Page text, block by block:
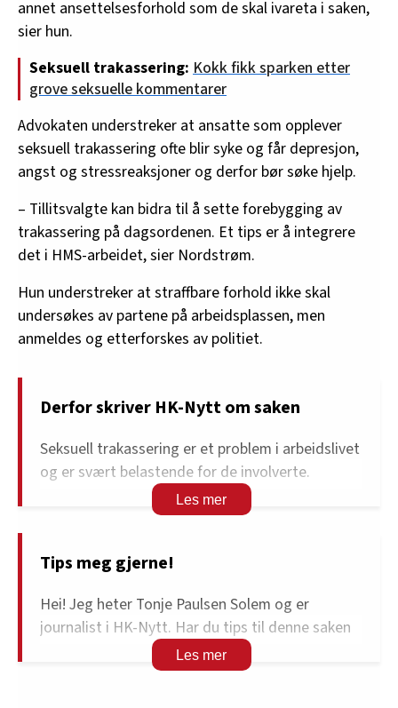
Forskriften pålegger arbeidsgivere å kartlegge
forebyggende tiltak. Det kreves også at
arbeidsgiver sørger for at ansatte «som har blitt
utsatt for trakassering eller annen utilbørlig
opptreden får nødvendig oppfølging med
hensyn til belastningen som trakasseringen kan
annet ansettelsesforhold som de skal ivareta i saken,
sier hun.
Seksuell trakassering: Kokk fikk sparken etter
grove seksuelle kommentarer
Advokaten understreker at ansatte som opplever
seksuell trakassering ofte blir syke og får depresjon,
angst og stressreaksjoner og derfor bør søke hjelp.
– Tillitsvalgte kan bidra til å sette forebygging av
trakassering på dagsordenen. Et tips er å integrere
det i HMS-arbeidet, sier Nordstrøm.
Hun understreker at straffbare forhold ikke skal
undersøkes av partene på arbeidsplassen, men
anmeldes og etterforskes av politiet.
Derfor skriver HK-Nytt om saken
Seksuell trakassering er et problem i arbeidslivet
og er svært belastende for de involverte.
Temaet er derfor viktig å skrive om, og det er
viktig å dele kunnskap om hvordan tilfeller bør
butikken og ansatte som jobber der, av hensyn
Tips meg gjerne!
Hei! Jeg heter Tonje Paulsen Solem og er
journalist i HK-Nytt. Har du tips til denne saken
eller andre, kontakt meg gjerne.